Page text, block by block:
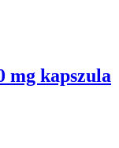
mg kapszula